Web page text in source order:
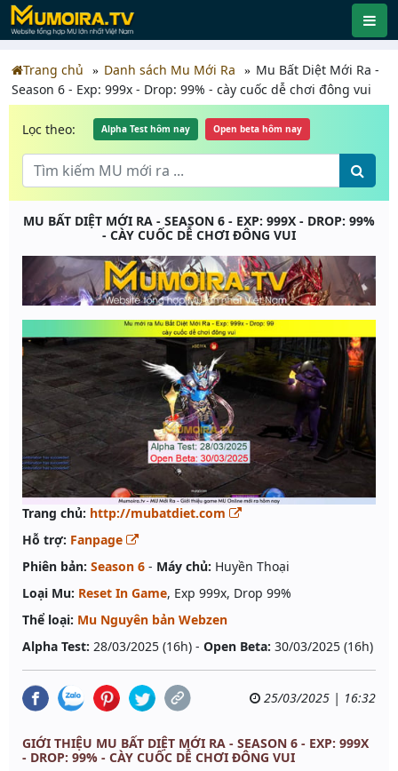
Trang chủ Danh sách Mu Mới Ra
Mu Bất Diệt Mới Ra -
Season 6 - Exp: 999x - Drop: 99% - cày cuốc dễ chơi đông vui
Lọc theo: Alpha Test hôm nay Open beta hôm nay
MU BẤT DIỆT MỚI RA - SEASON 6 - EXP: 999X - DROP: 99%
- CÀY CUỐC DỄ CHƠI ĐÔNG VUI
Trang chủ: http://mubatdiet.com
Hỗ trợ: Fanpage
Phiên bản: Season 6 - Máy chủ: Huyền Thoại
Loại Mu: Reset In Game, Exp 999x, Drop 99%
Thể loại: Mu Nguyên bản Webzen
Alpha Test: 28/03/2025 (16h) - Open Beta: 30/03/2025 (16h)
25/03/2025 | 16:32
GIỚI THIỆU MU BẤT DIỆT MỚI RA - SEASON 6 - EXP: 999X
- DROP: 99% - CÀY CUỐC DỄ CHƠI ĐÔNG VUI